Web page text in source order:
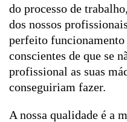
do processo de
dos nossos
perfeito funcionamento
conscientes de que se
profissional as suas
conseguiriam fazer.
A nossa qualidade é a